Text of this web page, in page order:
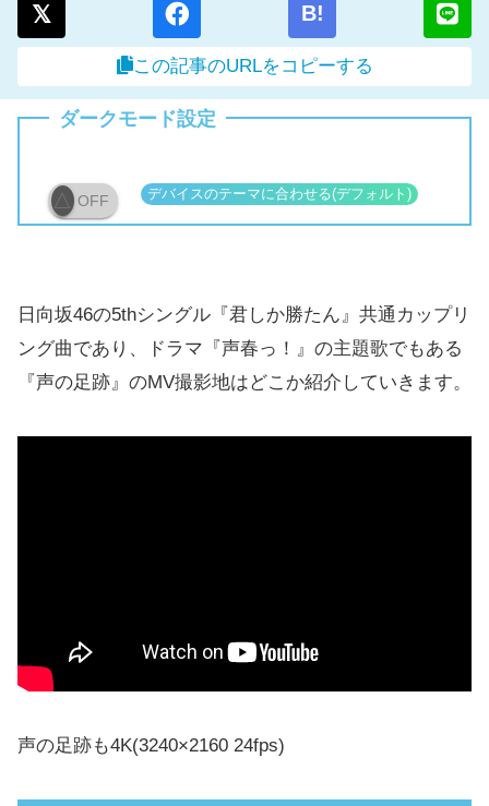
B!
この記事のURLをコピーする
ダークモード設定
OFF
日向坂46の5thシングル『君しか勝たん』共通カップリ
ング曲であり、ドラマ『声春っ！』の主題歌でもある
『声の足跡』のMV撮影地はどこか紹介していきます。
声の足跡も4K(3240×2160 24fps)